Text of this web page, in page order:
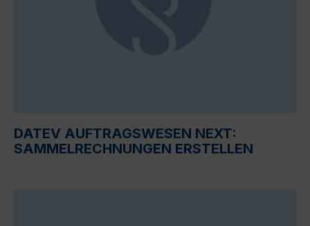
DATEV AUFTRAGSWESEN NEXT:
SAMMELRECHNUNGEN ERSTELLEN